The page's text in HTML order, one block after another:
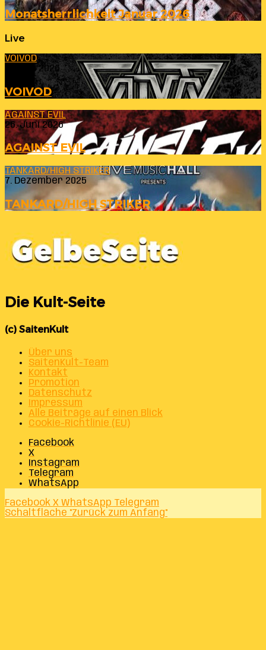
Monatsherrlichkeit Januar 2026
Live
VOIVOD
23. Juli 2026
VOIVOD
AGAINST EVIL
26. Juni 2026
AGAINST EVIL
TANKARD/HIGH STRIKER
7. Dezember 2025
TANKARD/HIGH STRIKER
Die Kult-Seite
(c) SaitenKult
Über uns
SaitenKult-Team
Kontakt
Promotion
Datenschutz
Impressum
Alle Beiträge auf einen Blick
Cookie-Richtlinie (EU)
Facebook
X
Instagram
Telegram
WhatsApp
Facebook X WhatsApp Telegram
Schaltfläche "Zurück zum Anfang"